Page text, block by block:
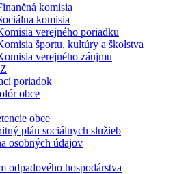
komisia
komisia
verejného poriadku
športu, kultúry a školstva
verejného záujmu
poriadok
obce
obce
plán sociálnych služieb
osobných údajov
odpadového hospodárstva